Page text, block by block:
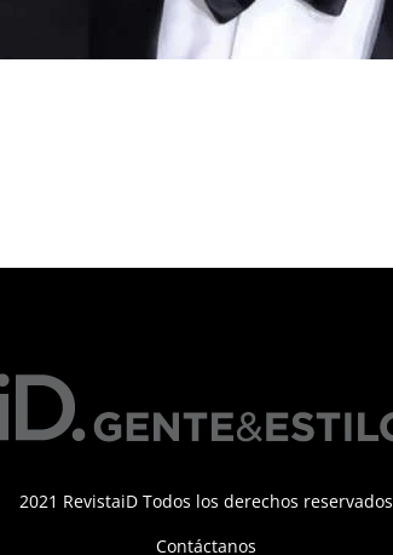
2021 RevistaiD Todos los derechos reservados
Contáctanos